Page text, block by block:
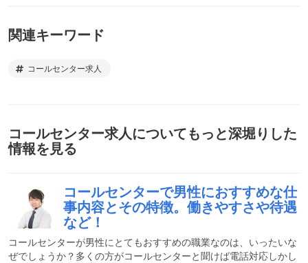
関連キーワード
コールセンター求人
コールセンター求人についてもっと深堀りした
情報を見る
コールセンターで男性におすすめな仕
事内容とその特徴。働きやすさや待遇
など！
コールセンターが男性にとてもおすすめの職業なのは、いったいな
ぜでしょうか？多くの方がコールセンターと聞けば電話対応しかし